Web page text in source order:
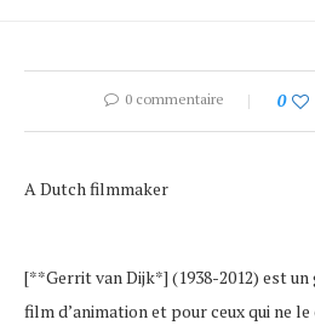
0 commentaire 0
A Dutch filmmaker
[**Gerrit van Dijk*] (1938-2012) est
film d’animation et pour ceux qui ne